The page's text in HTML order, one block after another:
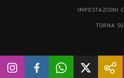
IMPOSTAZIONI
TORNA SU